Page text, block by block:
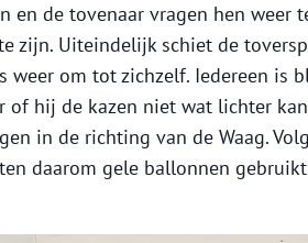
en de tovenaar vragen hen weer
zijn. Uiteindelijk schiet de
om tot zichzelf. Iedereen is
of hij de kazen niet wat lichter
in de richting van de Waag.
daarom gele ballonnen